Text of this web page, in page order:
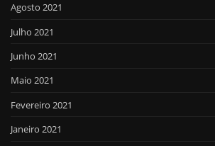
Agosto 2021
Julho 2021
Junho 2021
Maio 2021
Fevereiro 2021
Janeiro 2021